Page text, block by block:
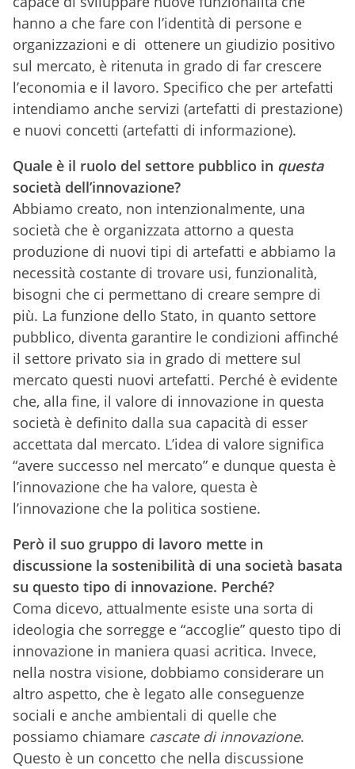
hanno a che fare con l’identità di persone e
organizzazioni e di ottenere un giudizio positivo
sul mercato, è ritenuta in grado di far crescere
l’economia e il lavoro. Specifico che per artefatti
intendiamo anche servizi (artefatti di prestazione)
e nuovi concetti (artefatti di informazione).
Quale è il ruolo del settore pubblico in questa
società dell’innovazione?
Abbiamo creato, non intenzionalmente, una
società che è organizzata attorno a questa
produzione di nuovi tipi di artefatti e abbiamo la
necessità costante di trovare usi, funzionalità,
bisogni che ci permettano di creare sempre di
più. La funzione dello Stato, in quanto settore
pubblico, diventa garantire le condizioni affinché
il settore privato sia in grado di mettere sul
mercato questi nuovi artefatti. Perché è evidente
che, alla fine, il valore di innovazione in questa
società è definito dalla sua capacità di esser
accettata dal mercato. L’idea di valore significa
“avere successo nel mercato” e dunque questa è
l’innovazione che ha valore, questa è
l’innovazione che la politica sostiene.
Però il suo gruppo di lavoro mette in
discussione la sostenibilità di una società basata
su questo tipo di innovazione. Perché?
Coma dicevo, attualmente esiste una sorta di
ideologia che sorregge e “accoglie” questo tipo di
innovazione in maniera quasi acritica. Invece,
nella nostra visione, dobbiamo considerare un
altro aspetto, che è legato alle conseguenze
sociali e anche ambientali di quelle che
possiamo chiamare cascate di innovazione.
Questo è un concetto che nella discussione